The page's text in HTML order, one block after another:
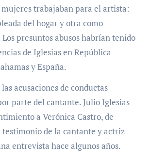
mujeres trabajaban para el artista:
del hogar y otra como
presuntos abusos habrían tenido
de Iglesias en República
y España.
acusaciones de conductas
parte del cantante. Julio Iglesias
a Verónica Castro, de
testimonio de la cantante y actriz
entrevista hace algunos años.